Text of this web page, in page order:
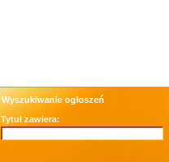
Wyszukiwanie ogłoszeń
Tytuł zawiera: